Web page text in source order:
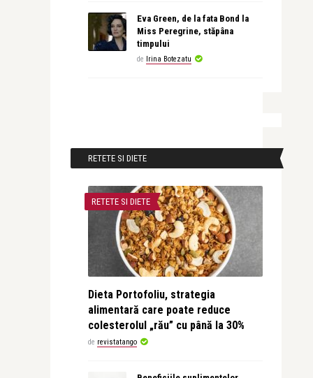
Eva Green, de la fata Bond la
Miss Peregrine, stăpâna
timpului
de Irina Botezatu
RETETE SI DIETE
RETETE SI DIETE
Dieta Portofoliu, strategia
alimentară care poate reduce
colesterolul „rău” cu până la 30%
de revistatango